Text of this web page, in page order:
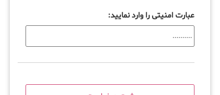
عبارت امنیتی را وارد نمایید: